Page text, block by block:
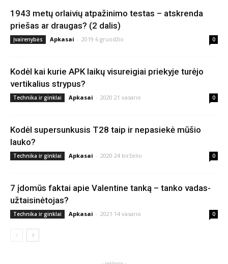
1943 metų orlaivių atpažinimo testas – atskrenda
priešas ar draugas? (2 dalis)
Įvairenybės Apkasai - 2019 6 gruodžio 0
Kodėl kai kurie APK laikų visureigiai priekyje turėjo
vertikalius strypus?
Technika ir ginklai Apkasai - 2020 21 vasario 0
Kodėl supersunkusis T28 taip ir nepasiekė mūšio
lauko?
Technika ir ginklai Apkasai - 2020 24 birželio 0
7 įdomūs faktai apie Valentine tanką – tanko vadas-
užtaisinėtojas?
Technika ir ginklai Apkasai - 2021 14 vasario 0